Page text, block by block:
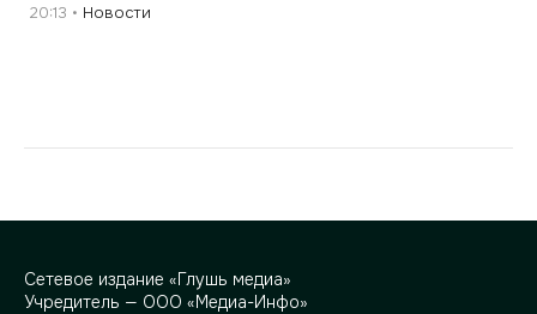
20:13 Новости
Сетевое издание «Глушь медиа»
Учредитель — ООО «Медиа-Инфо»